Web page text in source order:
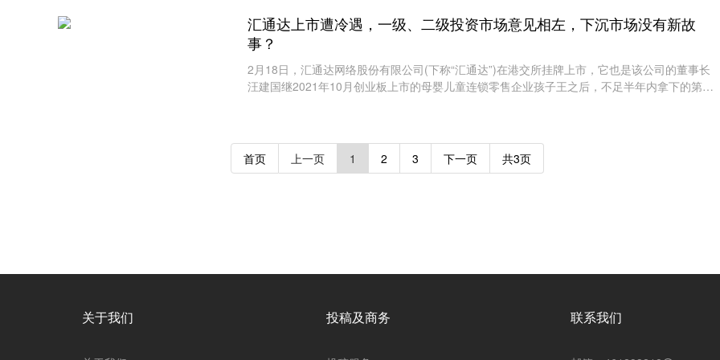
汇通达上市遭冷遇，一级、二级投资市场意见相左，下沉市场没有新故
事？
2月18日，汇通达网络股份有限公司(下称“汇通达”)在港交所挂牌上市，它也是该公司的董事长
汪建国继2021年10月创业板上市的母婴儿童连锁零售企业孩子王之后，不足半年内拿下的第二
首页 上一页 1 2 3 下一页 共3页
关于我们 投稿及商务 联系我们